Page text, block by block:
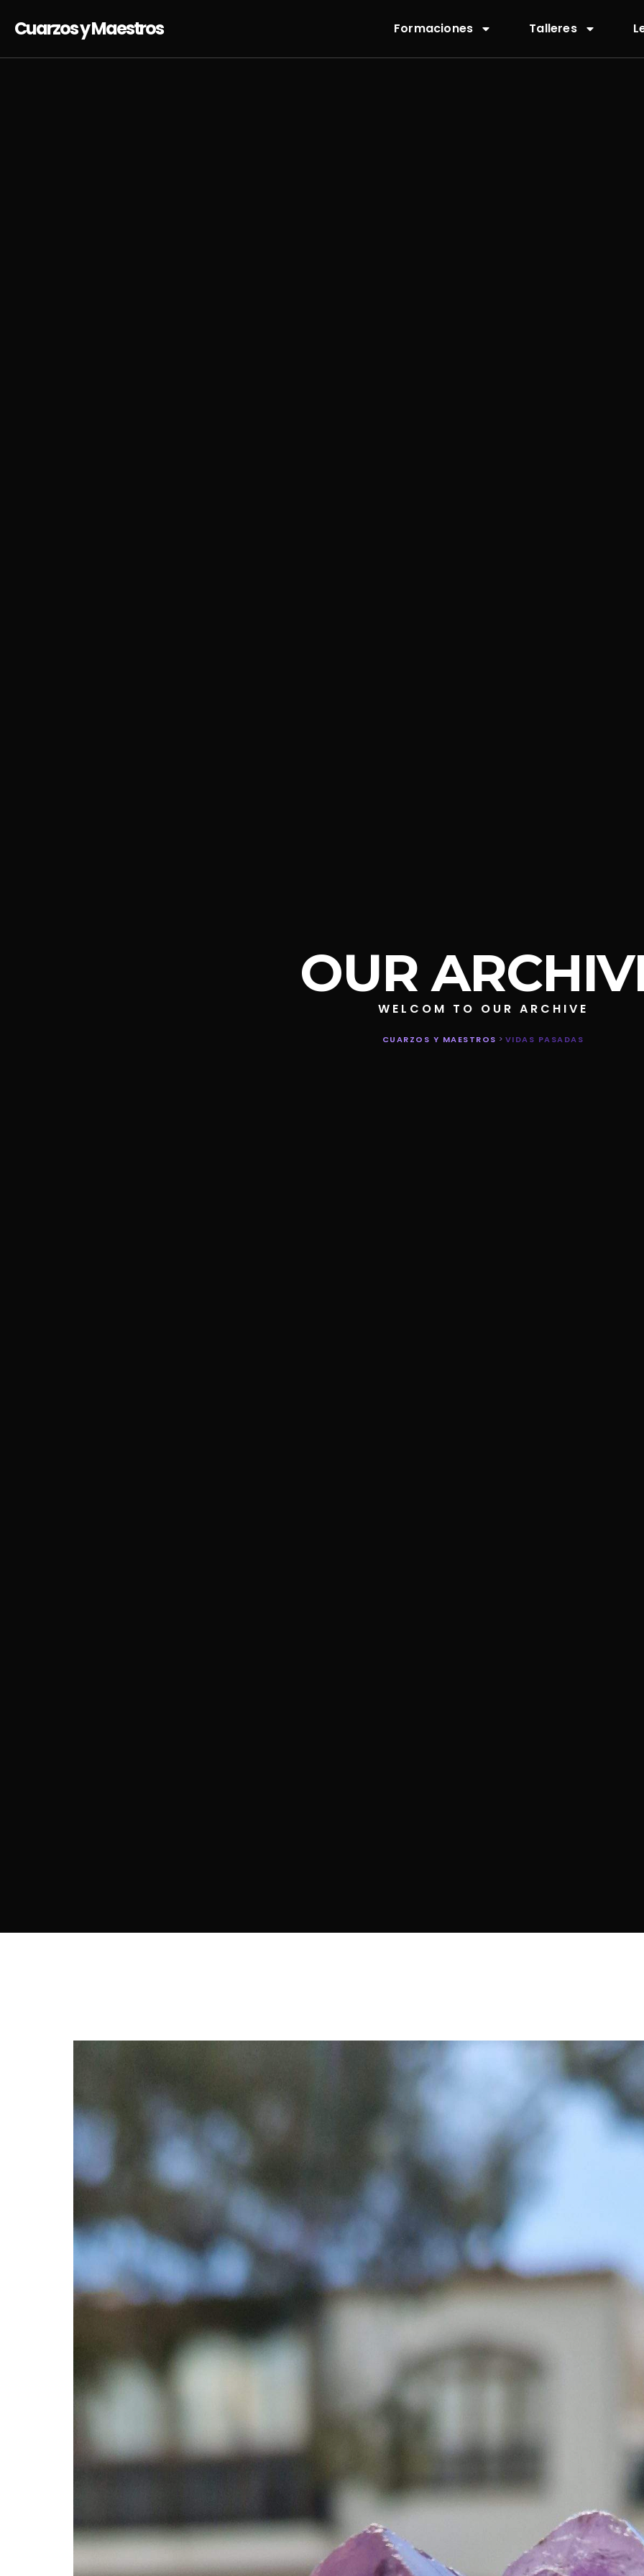
Cuarzos y Maestros Formaciones Talleres
OUR
WELCOM TO OUR ARCHIVE
CUARZOS Y MAESTROS > VIDAS PASADAS